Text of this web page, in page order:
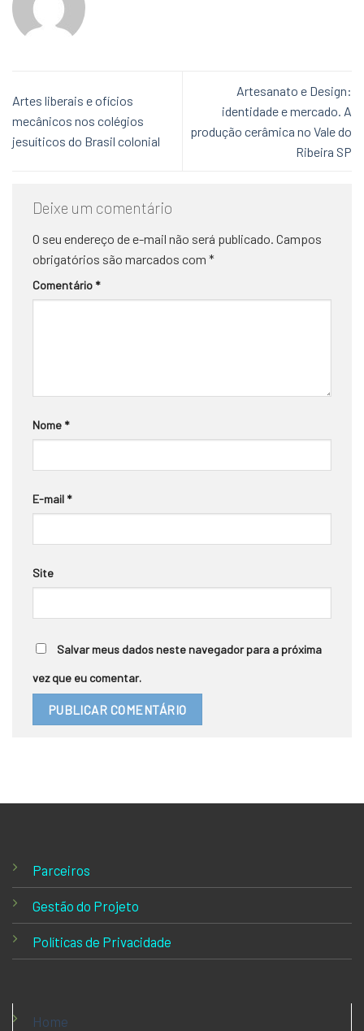
Artes liberais e ofícios
mecânicos nos colégios
jesuíticos do Brasil colonial
Artesanato e Design:
identidade e mercado. A
produção cerâmica no Vale do
Ribeira SP
Deixe um comentário
O seu endereço de e-mail não será publicado. Campos
obrigatórios são marcados com *
Comentário *
Nome *
E-mail *
Site
Salvar meus dados neste navegador para a próxima
vez que eu comentar.
Parceiros
Gestão do Projeto
Políticas de Privacidade
Home